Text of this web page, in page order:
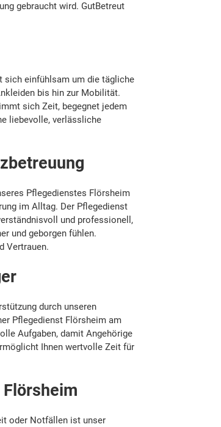
gebraucht wird. GutBetreut
sich einfühlsam um die tägliche
bis hin zur Mobilität.
sich Zeit, begegnet jedem
liebevolle, verlässliche
Pflegedienstes Flörsheim
im Alltag. Der Pflegedienst
und professionell,
und geborgen fühlen.
Vertrauen.
durch unseren
Pflegedienst Flörsheim am
Aufgaben, damit Angehörige
Ihnen wertvolle Zeit für
oder Notfällen ist unser